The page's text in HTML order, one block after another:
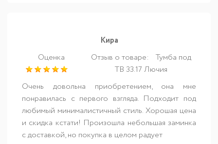
Кира
Оценка
Отзыв о товаре:
Тумба под
ТВ 33.17 Лючия
Очень довольна приобретением, она мне
понравилась с первого взгляда. Подходит под
любимый минималистичный стиль. Хорошая цена
и скидка кстати! Произошла небольшая заминка
с доставкой, но покупка в целом радует